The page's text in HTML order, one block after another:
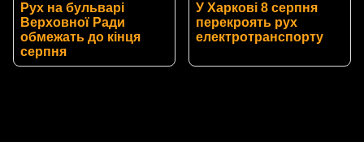
Рух на бульварі
Верховної Ради
обмежать до кінця
серпня
У Харкові 8 серпня
перекроять рух
електротранспорту